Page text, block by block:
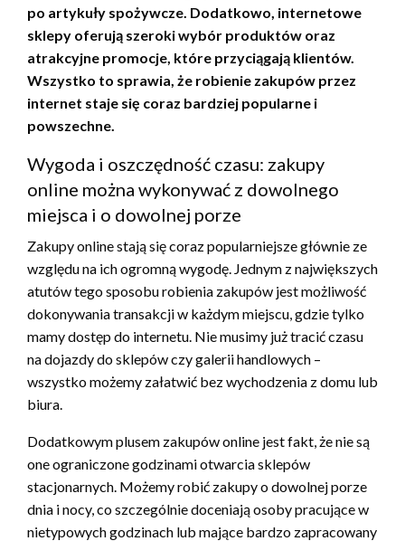
po artykuły spożywcze. Dodatkowo, internetowe
sklepy oferują szeroki wybór produktów oraz
atrakcyjne promocje, które przyciągają klientów.
Wszystko to sprawia, że robienie zakupów przez
internet staje się coraz bardziej popularne i
powszechne.
Wygoda i oszczędność czasu: zakupy
online można wykonywać z dowolnego
miejsca i o dowolnej porze
Zakupy online stają się coraz popularniejsze głównie ze
względu na ich ogromną wygodę. Jednym z największych
atutów tego sposobu robienia zakupów jest możliwość
dokonywania transakcji w każdym miejscu, gdzie tylko
mamy dostęp do internetu. Nie musimy już tracić czasu
na dojazdy do sklepów czy galerii handlowych –
wszystko możemy załatwić bez wychodzenia z domu lub
biura.
Dodatkowym plusem zakupów online jest fakt, że nie są
one ograniczone godzinami otwarcia sklepów
stacjonarnych. Możemy robić zakupy o dowolnej porze
dnia i nocy, co szczególnie doceniają osoby pracujące w
nietypowych godzinach lub mające bardzo zapracowany